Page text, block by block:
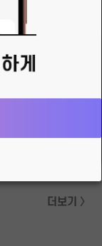
로운 소식
더보기 〉
닫기